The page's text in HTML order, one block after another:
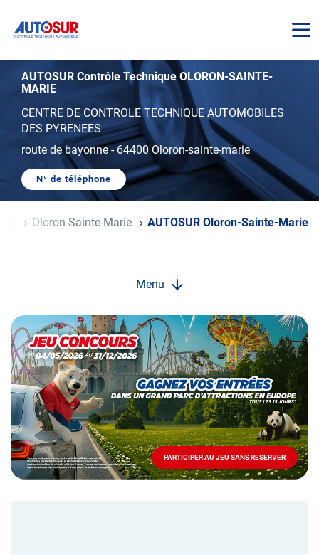
AUTOSUR
AUTOSUR Contrôle Technique OLORON-SAINTE-
MARIE
CENTRE DE CONTROLE TECHNIQUE AUTOMOBILES
DES PYRENEES
route de bayonne- 64400 Oloron-sainte-marie
N° de téléphone
AFFICHER
LE
DE
TÉLÉPHONE
Oloron-Sainte-Marie AUTOSUR Oloron-Sainte-Marie
Menu
Opération
spéciale
Mai
-
Décembre
2026
Locations
PARTICIPER AU JEU SANS RESERVER
PARTICIPER
AU
JEU